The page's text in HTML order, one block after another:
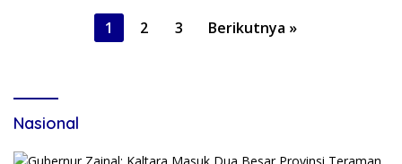
1 2 3 Berikutnya »
Nasional